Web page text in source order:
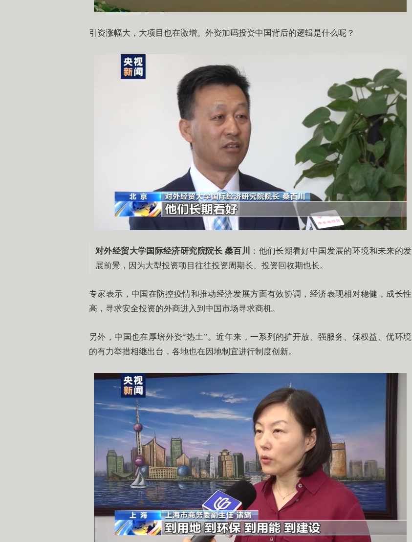
引资涨幅大，大项目也在激增。外资加码投资中国背后的逻辑是什么呢？
对外经贸大学国际经济研究院院长 桑百川 ： 他们长期看好中国发展的环境和未来的发
展前景，因为大型投资项目往往投资周期长、投资回收期也长。
专家表示，中国在防控疫情和推动经济发展方面有效协调，经济表现相对稳健，成长性
高，寻求安全投资的外商进入到中国市场寻求商机。
另外，中国也在厚培外资“热土”。近年来，一系列的扩开放、强服务、保权益、优环境
的有力举措相继出台，各地也在因地制宜进行制度创新。